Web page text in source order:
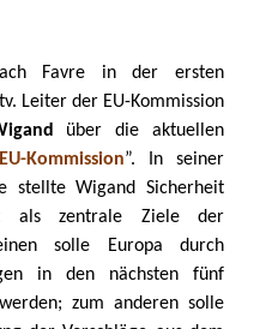
Favre in der ersten
Leiter der EU-Kommission
über die aktuellen
Kommission”. In seiner
stellte Wigand Sicherheit
als zentrale Ziele der
solle Europa durch
in den nächsten fünf
zum anderen solle